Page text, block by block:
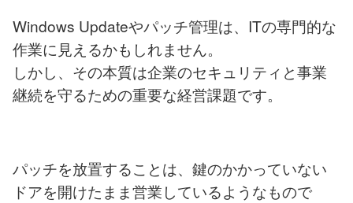
Windows Updateやパッチ管理は、ITの専門的な
作業に見えるかもしれません。
しかし、その本質は企業のセキュリティと事業
継続を守るための重要な経営課題です。
パッチを放置することは、鍵のかかっていない
ドアを開けたまま営業しているようなもので